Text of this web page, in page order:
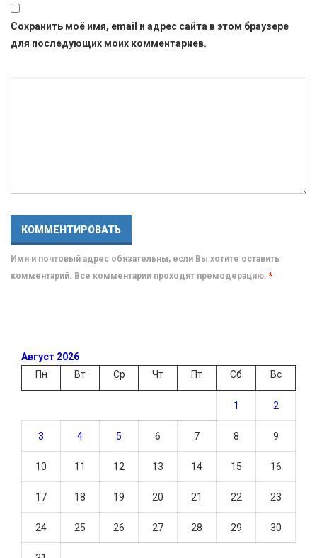
Сохранить моё имя, email и адрес сайта в этом браузере
для последующих моих комментариев.
Имя и почтовый адрес обязательны, если Вы хотите оставить
комментарий. Все комментарии проходят премодерацию. *
Август 2026
Пн
Вт Ср Чт Пт Сб Вс
1 2
3 4 5 6 7 8 9
10 11 12 13 14 15 16
17 18 19 20 21 22 23
24 25 26 27 28 29 30